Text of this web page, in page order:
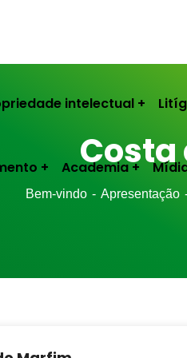
intelectual
Academia
Costa
Bem-vindo Apresentação